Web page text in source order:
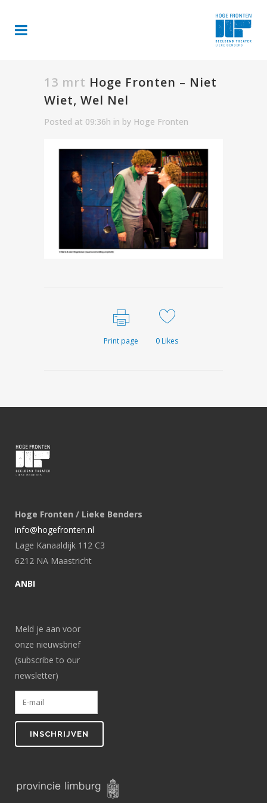
13 mrt Hoge Fronten – Niet
Wiet, Wel Nel
Posted at 09:36h in by Hoge Fronten
Print page 0Likes
Hoge Fronten / Lieke Benders
info@hogefronten.nl
Lage Kanaaldijk 112 C3
6212 NA Maastricht
ANBI
Meld je aan voor
onze nieuwsbrief
(subscribe to our
newsletter)